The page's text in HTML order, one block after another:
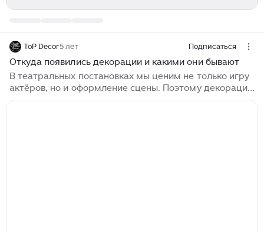
ToP Decor5 лет Подписаться
Откуда появились декорации и какими они бывают
В театральных постановках мы ценим не только игру
актёров, но и оформление сцены. Поэтому декорации